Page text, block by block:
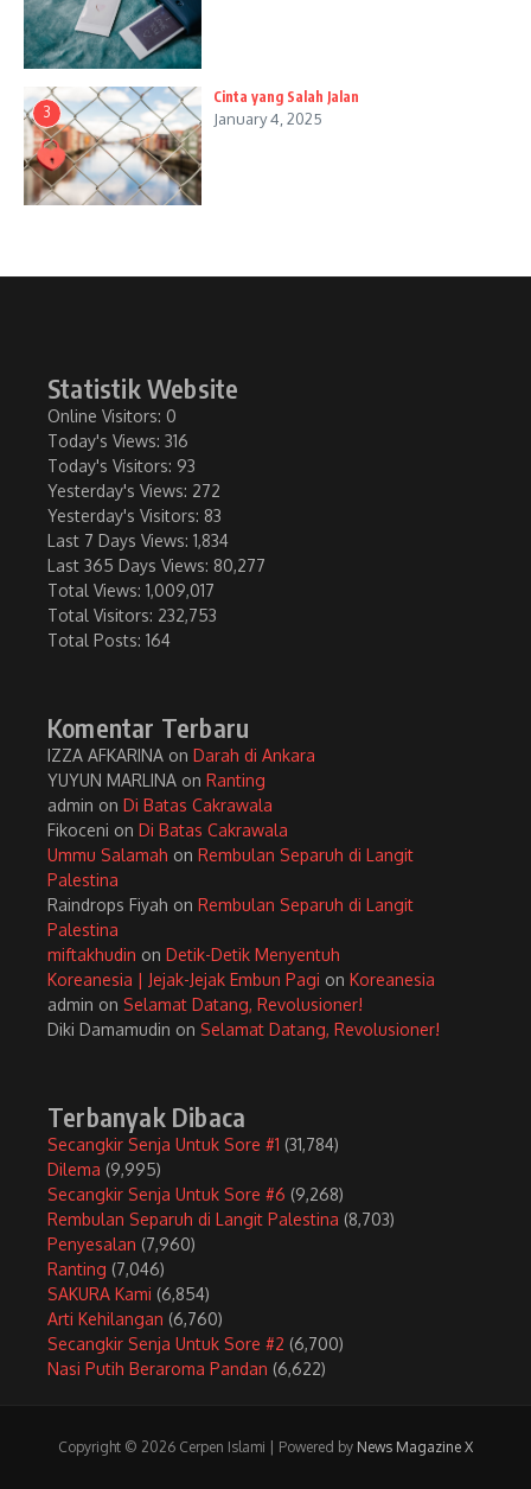
3
Cinta yang Salah Jalan
January 4, 2025
Statistik Website
Online Visitors: 0
Today's Views: 316
Today's Visitors: 93
Yesterday's Views: 272
Yesterday's Visitors: 83
Last 7 Days Views: 1,834
Last 365 Days Views: 80,277
Total Views: 1,009,017
Total Visitors: 232,753
Total Posts: 164
Komentar Terbaru
IZZA AFKARINA on Darah di Ankara
YUYUN MARLINA on Ranting
admin on Di Batas Cakrawala
Fikoceni on Di Batas Cakrawala
Ummu Salamah on Rembulan Separuh di Langit
Palestina
Raindrops Fiyah on Rembulan Separuh di Langit
Palestina
miftakhudin on Detik-Detik Menyentuh
Koreanesia | Jejak-Jejak Embun Pagi on Koreanesia
admin on Selamat Datang, Revolusioner!
Diki Damamudin on Selamat Datang, Revolusioner!
Terbanyak Dibaca
Secangkir Senja Untuk Sore #1 (31,784)
Dilema (9,995)
Secangkir Senja Untuk Sore #6 (9,268)
Rembulan Separuh di Langit Palestina (8,703)
Penyesalan (7,960)
Ranting (7,046)
SAKURA Kami (6,854)
Arti Kehilangan (6,760)
Secangkir Senja Untuk Sore #2 (6,700)
Nasi Putih Beraroma Pandan (6,622)
Copyright © 2026 Cerpen Islami | Powered by News Magazine X